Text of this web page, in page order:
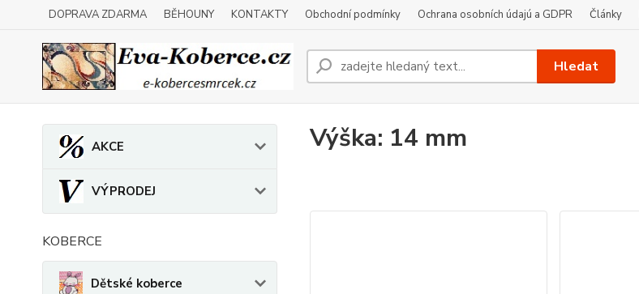
DOPRAVA ZDARMA BĚHOUNY KONTAKTY Obchodní podmínky Ochrana osobních údajú a GDPR Články
Hledat
AKCE
VÝPRODEJ
KOBERCE
Dětské koberce
Výška: 14 mm